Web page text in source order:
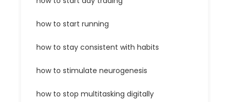
how to start running
how to stay consistent with habits
how to stimulate neurogenesis
how to stop multitasking digitally